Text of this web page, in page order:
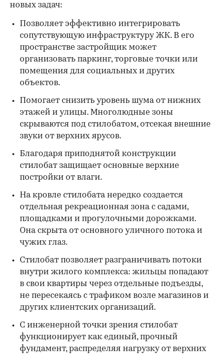
новых задач:
Позволяет эффективно интегрировать
сопутствующую инфраструктуру ЖК. В его
пространстве застройщик может
организовать паркинг, торговые точки или
помещения для социальных и других
объектов.
Помогает снизить уровень шума от нижних
этажей и улицы. Многолюдные зоны
скрываются под стилобатом, отсекая внешние
звуки от верхних ярусов.
Благодаря приподнятой конструкции
стилобат защищает основные верхние
постройки от влаги.
На кровле стилобата нередко создается
отдельная рекреационная зона с садами,
площадками и прогулочными дорожками.
Она скрыта от основного уличного потока и
чужих глаз.
Стилобат позволяет разграничивать потоки
внутри жилого комплекса: жильцы попадают
в свои квартиры через отдельные подъезды,
не пересекаясь с трафиком возле магазинов и
других клиентских организаций.
С инженерной точки зрения стилобат
функционирует как единый, прочный
фундамент, распределяя нагрузку от верхних